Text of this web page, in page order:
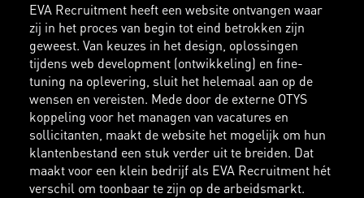
EVA Recruitment heeft een website ontvangen waar
zij in het proces van begin tot eind betrokken zijn
geweest. Van keuzes in het design, oplossingen
tijdens web development (ontwikkeling) en fine-
tuning na oplevering, sluit het helemaal aan op de
wensen en vereisten. Mede door de externe OTYS
koppeling voor het managen van vacatures en
sollicitanten, maakt de website het mogelijk om hun
klantenbestand een stuk verder uit te breiden. Dat
maakt voor een klein bedrijf als EVA Recruitment hét
verschil om toonbaar te zijn op de arbeidsmarkt.